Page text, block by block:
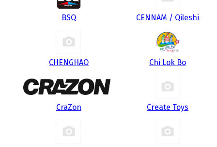
BSQ CENNAM / Qileshi
CHENGHAO Chi Lok Bo
CraZon Create Toys